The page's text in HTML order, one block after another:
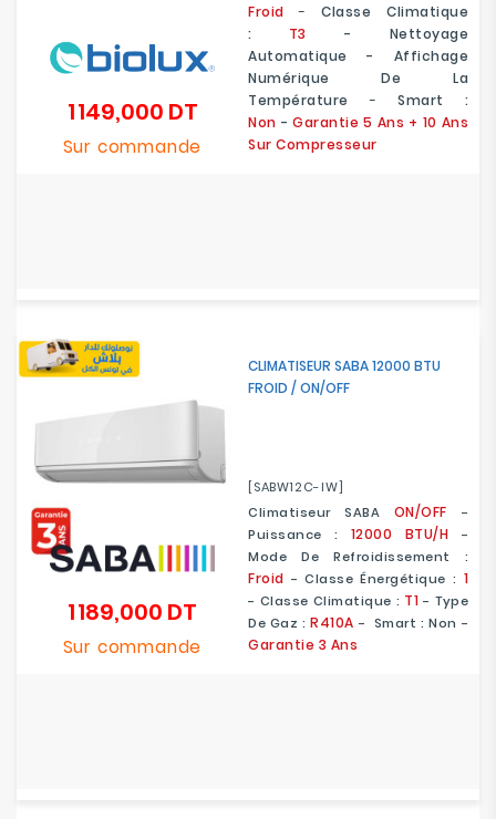
Froid
- Classe Climatique
:
T3
- Nettoyage
Automatique - Affichage
Numérique De La
Température- Smart :
Non - Garantie 5 Ans + 10 Ans
Sur Compresseur
1 149,000 DTPrix
Sur commande
CLIMATISEUR SABA 12000 BTU
FROID / ON/OFF
[SABW12C-IW]
Climatiseur SABA ON/OFF -
Puissance : 12000 BTU/H -
Mode De Refroidissement :
Froid - Classe Énergétique : 1
- Classe Climatique : T1- Type
De Gaz :R410A - Smart : Non -
Garantie 3 Ans
1 189,000 DT
Sur commande